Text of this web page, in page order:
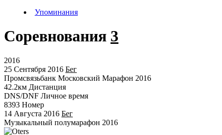
Упоминания
Соревнования 3
2016
25 Сентября 2016 Бег
Промсвязьбанк Московский Марафон 2016
42.2км Дистанция
DNS/DNF Личное время
8393 Номер
14 Августа 2016 Бег
Музыкальный полумарафон 2016